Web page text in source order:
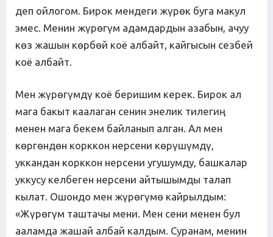
деп ойлогом. Бирок мендеги жүрөк буга макул
эмес. Менин жүрөгүм адамдардын азабын, ачуу
көз жашын көрбөй коё албайт, кайгысын сезбей
коё албайт.
Мен жүрөгүмдү коё беришим керек. Бирок ал
мага бакыт каалаган сенин энелик тилегиң
менен мага бекем байланып алган. Ал мен
көргөндөн корккон нерсени көрүшүмдү,
уккандан корккон нерсени угушумду, башкалар
уккусу келбеген нерсени айтышымды талап
кылат. Ошондо мен жүрөгүмө кайрылдым:
«Жүрөгүм таштачы мени. Мен сени менен бул
ааламда жашай албай калдым. Суранам, менин